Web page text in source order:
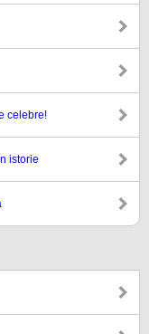
celebre!
istorie